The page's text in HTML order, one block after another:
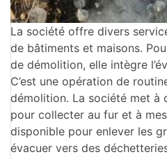
La société offre divers
de bâtiments et maisons.
de démolition, elle intègre
C’est une opération de
démolition. La société met à
pour collecter au fur et à
disponible pour enlever les
évacuer vers des